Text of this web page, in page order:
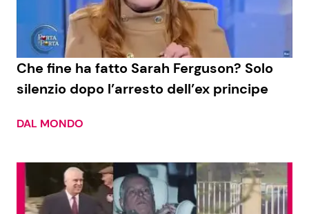
Contattaci
Pubblicità
Privacy Policy
Che fine ha fatto Sarah Ferguson? Solo
silenzio dopo l’arresto dell’ex principe
DAL MONDO